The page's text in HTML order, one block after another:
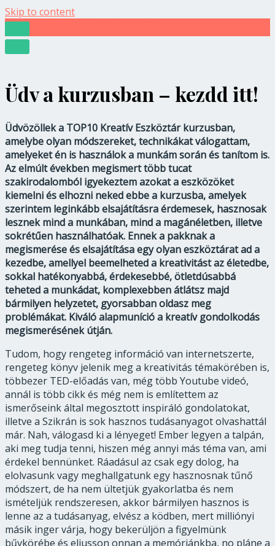
Skip to content
Üdv a kurzusban – kezdd itt!
Üdvözöllek a TOP10 Kreatív Eszköztár kurzusban,
amelybe olyan módszereket, technikákat válogattam,
amelyeket én is használok a munkám során és tanítom is.
Az elmúlt években megismert több tucat
szakirodalomból igyekeztem azokat a eszközöket
kiemelni és elhozni neked ebbe a kurzusba, amelyek
szerintem leginkább elsajátításra érdemesek, hasznosak
lesznek mind a munkában, mind a magánéletben, illetve
sokrétűen használhatóak. Ennek a pakknak a
megismerése és elsajátítása egy olyan eszköztárat ad a
kezedbe, amellyel beemelheted a kreativitást az életedbe,
sokkal hatékonyabbá, érdekesebbé, ötletdúsabbá
teheted a munkádat, komplexebben átlátsz majd
bármilyen helyzetet, gyorsabban oldasz meg
problémákat. Kiváló alapmuníció a kreatív gondolkodás
megismerésének útján.
Tudom, hogy rengeteg információ van internetszerte,
rengeteg könyv jelenik meg a kreativitás témakörében is,
többezer TED-előadás van, még több Youtube videó,
annál is több cikk és még nem is említettem az
ismerőseink által megosztott inspiráló gondolatokat,
illetve a Szikrán is sok hasznos tudásanyagot olvashattál
már. Nah, válogasd ki a lényeget! Ember legyen a talpán,
aki meg tudja tenni, hiszen még annyi más téma van, ami
érdekel bennünket. Ráadásul az csak egy dolog, ha
elolvasunk vagy meghallgatunk egy hasznosnak tűnő
módszert, de ha nem ültetjük gyakorlatba és nem
ismételjük rendszeresen, akkor bármilyen hasznos is
lenne az a tudásanyag, elvész a ködben, mert milliónyi
másik inger várja, hogy bekerüljön a figyelmünk
bűvkörébe és eljusson onnan a memóriánkba, no pláne a